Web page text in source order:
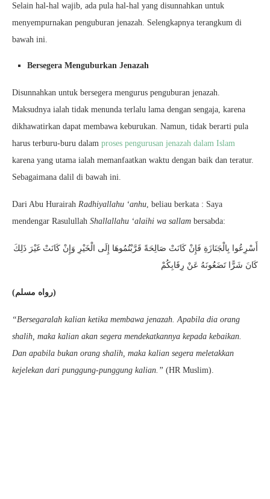
Selain hal-hal wajib, ada pula hal-hal yang disunnahkan untuk
menyempurnakan penguburan jenazah. Selengkapnya terangkum di
bawah ini.
Bersegera Menguburkan Jenazah
Disunnahkan untuk bersegera mengurus penguburan jenazah.
Maksudnya ialah tidak menunda terlalu lama dengan sengaja, karena
dikhawatirkan dapat membawa keburukan. Namun, tidak berarti pula
harus terburu-buru dalam proses pengurusan jenazah dalam Islam
karena yang utama ialah memanfaatkan waktu dengan baik dan teratur.
Sebagaimana dalil di bawah ini.
Dari Abu Hurairah Radhiyallahu ‘anhu, beliau berkata : Saya
mendengar Rasulullah Shallallahu ‘alaihi wa sallam bersabda:
أَسْرِعُوا بِالْجَنَازَةِ فَإِنْ كَانَتْ صَالِحَةً قَرَّبْتُمُوهَا إِلَى الْخَيْرِ وَإِنْ كَانَتْ غَيْرَ ذَلِكَ
كَانَ شَرًّا تَضَعُونَهُ عَنْ رِقَابِكُمْ
(رواه مسلم)
“Bersegaralah kalian ketika membawa jenazah. Apabila dia orang
shalih, maka kalian akan segera mendekatkannya kepada kebaikan.
Dan apabila bukan orang shalih, maka kalian segera meletakkan
kejelekan dari punggung-punggung kalian.” (HR Muslim).